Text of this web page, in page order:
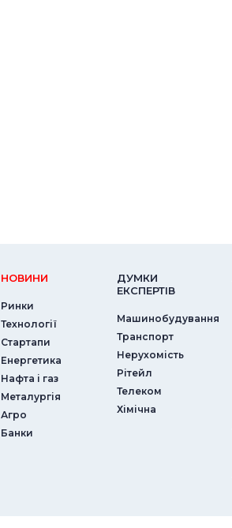
НОВИНИ
Ринки
Технології
Стартапи
Енергетика
Нафта і газ
Металургія
Агро
Банки
ДУМКИ
ЕКСПЕРТIВ
Машинобудування
Транспорт
Нерухомість
Рітейл
Телеком
Хімічна